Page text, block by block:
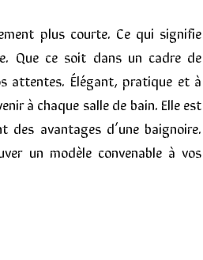
plus courte. Ce qui signifie
Que ce soit dans un cadre de
attentes. Élégant, pratique et à
à chaque salle de bain. Elle est
avantages d’une baignoire.
un modèle convenable à vos